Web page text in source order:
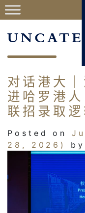
对话港大
进哈罗港
联招录取逻
Posted on
28, 2026) by